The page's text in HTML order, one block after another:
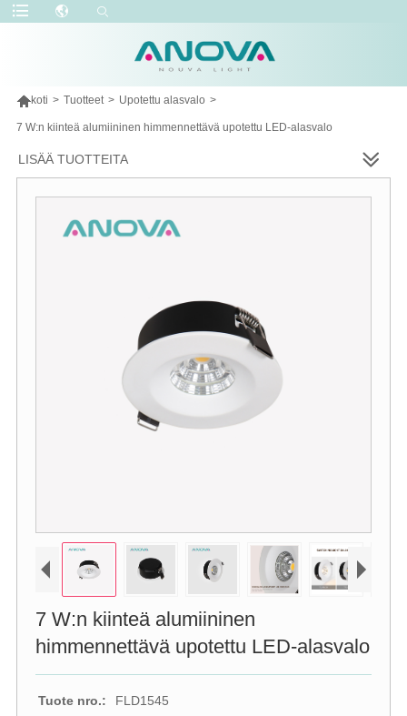
koti > Tuotteet > Upotettu alasvalo >
7 W:n kiinteä alumiininen himmennettävä upotettu LED-alasvalo
LISÄÄ TUOTTEITA
7 W:n kiinteä alumiininen
himmennettävä upotettu LED-alasvalo
Tuote nro.:
FLD1545